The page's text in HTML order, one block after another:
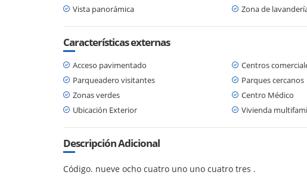
Vista panorámica
Zona de
Características externas
Acceso pavimentado Centros
Parqueadero visitantes
Parques cercanos
Zonas verdes
Centro Médico
Ubicación Exterior
Vivienda
Descripción Adicional
Código. nueve ocho cuatro uno uno cuatro tres .